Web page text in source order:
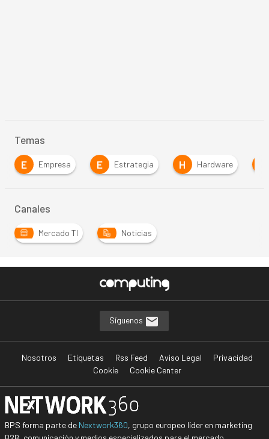
Temas
E
Empresa E Estrategia H Hardware
Canales
Mercado TI
Noticias
Síguenos
Nosotros Etiquetas Rss Feed Aviso Legal
Privacidad
Cookie
Cookie Center
BPS forma parte de Nextwork360, grupo europeo líder en marketing